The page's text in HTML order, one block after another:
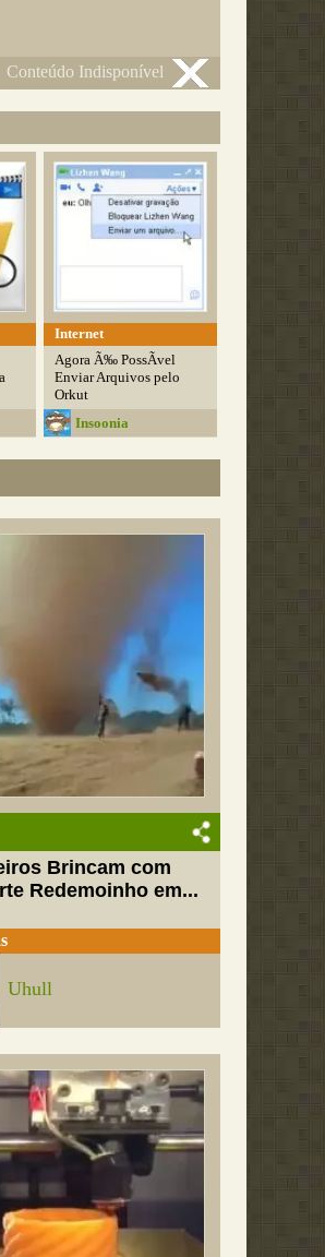
Conteúdo Indisponível
Internet
Agora Ã‰ PossÃ­vel
Enviar Arquivos pelo
Orkut
Insoonia
Brincam com
Redemoinho em...
Uhull